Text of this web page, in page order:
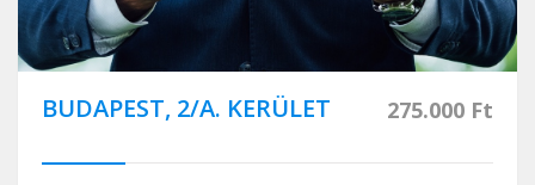
BUDAPEST, 2/A. KERÜLET 275.000 Ft